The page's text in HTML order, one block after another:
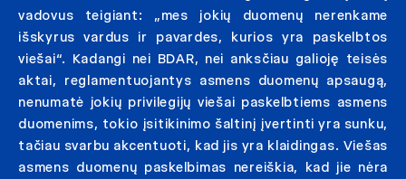
vadovus teigiant: „mes jokių duomenų nerenkame
išskyrus vardus ir pavardes, kurios yra paskelbtos
viešai“. Kadangi nei BDAR, nei anksčiau galioję teisės
aktai, reglamentuojantys asmens duomenų apsaugą,
nenumatė jokių privilegijų viešai paskelbtiems asmens
duomenims, tokio įsitikinimo šaltinį įvertinti yra sunku,
tačiau svarbu akcentuoti, kad jis yra klaidingas. Viešas
asmens duomenų paskelbimas nereiškia, kad jie nėra